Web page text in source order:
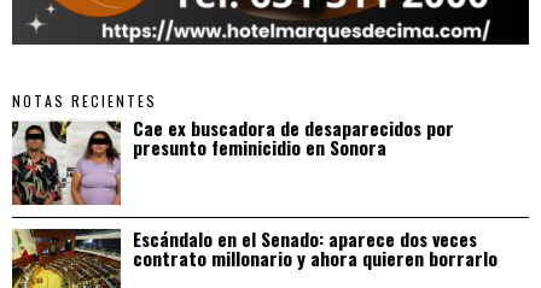
NOTAS RECIENTES
Cae ex buscadora de desaparecidos por
presunto feminicidio en Sonora
Escándalo en el Senado: aparece dos veces
contrato millonario y ahora quieren borrarlo